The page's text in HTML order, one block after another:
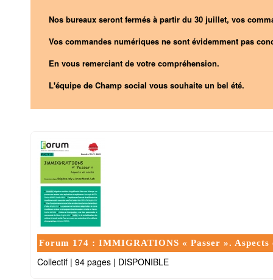
Nos bureaux seront fermés à partir du 30 juillet, vos
Vos commandes numériques ne sont évidemment pas
En vous remerciant de votre compréhension.
L'équipe de Champ social vous souhaite un bel été.
Forum 174 : IMMIGRATIONS « Passer ». Aspects
Collectif | 94 pages | DISPONIBLE